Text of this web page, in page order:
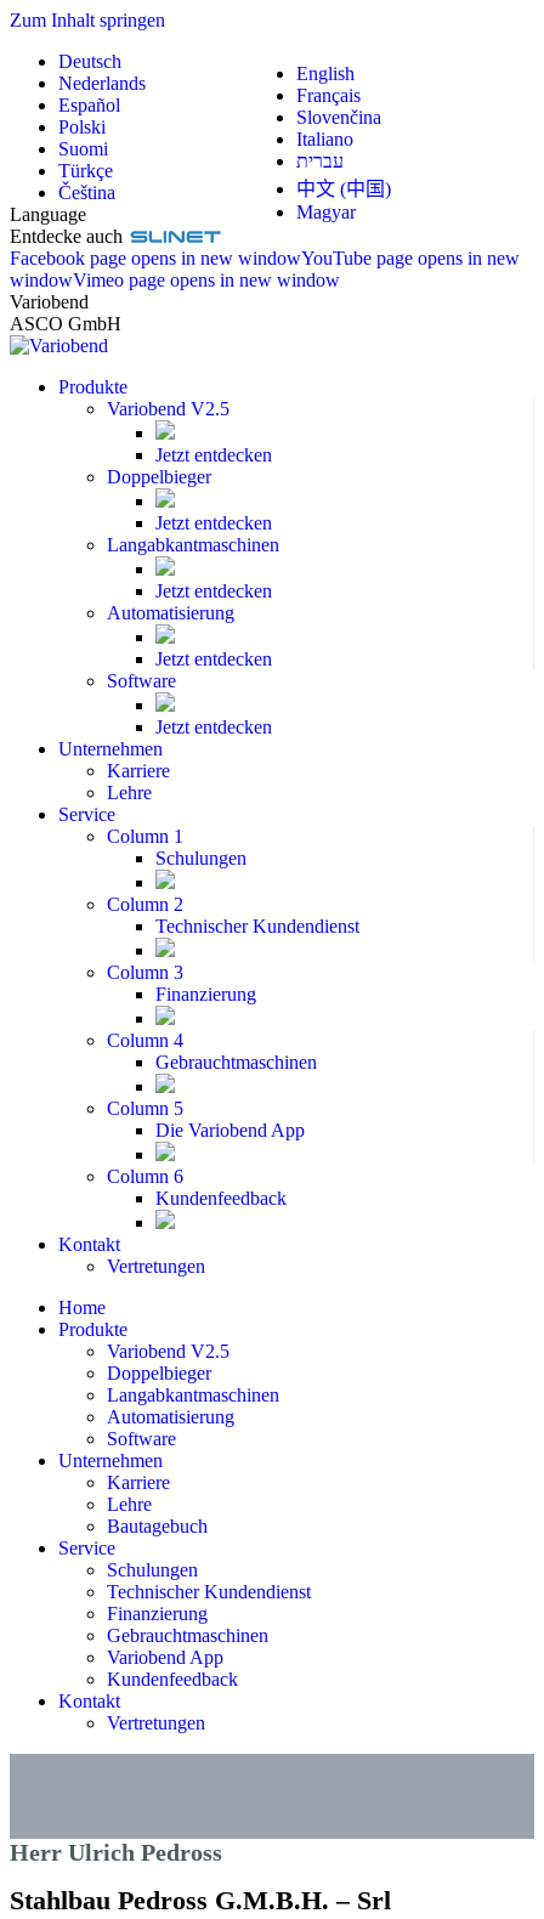
Zum Inhalt springen
Deutsch
English
Nederlands
Français
Español
Slovenčina
Polski
Italiano
Suomi
עברית
Türkçe
中文 (中国)
Čeština
Magyar
Language
Entdecke auch
Facebook page opens in new windowYouTube page opens in new
windowVimeo page opens in new window
Variobend
ASCO GmbH
Produkte
Variobend V2.5
Jetzt entdecken
Doppelbieger
Jetzt entdecken
Langabkantmaschinen
Jetzt entdecken
Automatisierung
Jetzt entdecken
Software
Jetzt entdecken
Unternehmen
Karriere
Lehre
Service
Column 1
Schulungen
Column 2
Technischer Kundendienst
Column 3
Finanzierung
Column 4
Gebrauchtmaschinen
Column 5
Die Variobend App
Column 6
Kundenfeedback
Kontakt
Vertretungen
Home
Produkte
Variobend V2.5
Doppelbieger
Langabkantmaschinen
Automatisierung
Software
Unternehmen
Karriere
Lehre
Bautagebuch
Service
Schulungen
Technischer Kundendienst
Finanzierung
Gebrauchtmaschinen
Variobend App
Kundenfeedback
Kontakt
Vertretungen
Herr Ulrich Pedross
Stahlbau Pedross G.M.B.H. – Srl